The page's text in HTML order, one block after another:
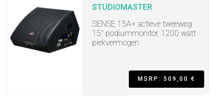
STUDIOMASTER
SENSE 15A+ actieve tweeweg
15" podiummonitor, 1200 watt
piekvermogen
MSRP: 509,00 €